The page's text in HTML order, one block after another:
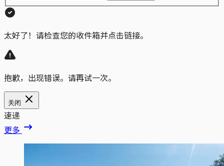
太好了！请检查您的收件箱并点击链接。
抱歉，出现错误。请再试一次。
关闭
速递
更多